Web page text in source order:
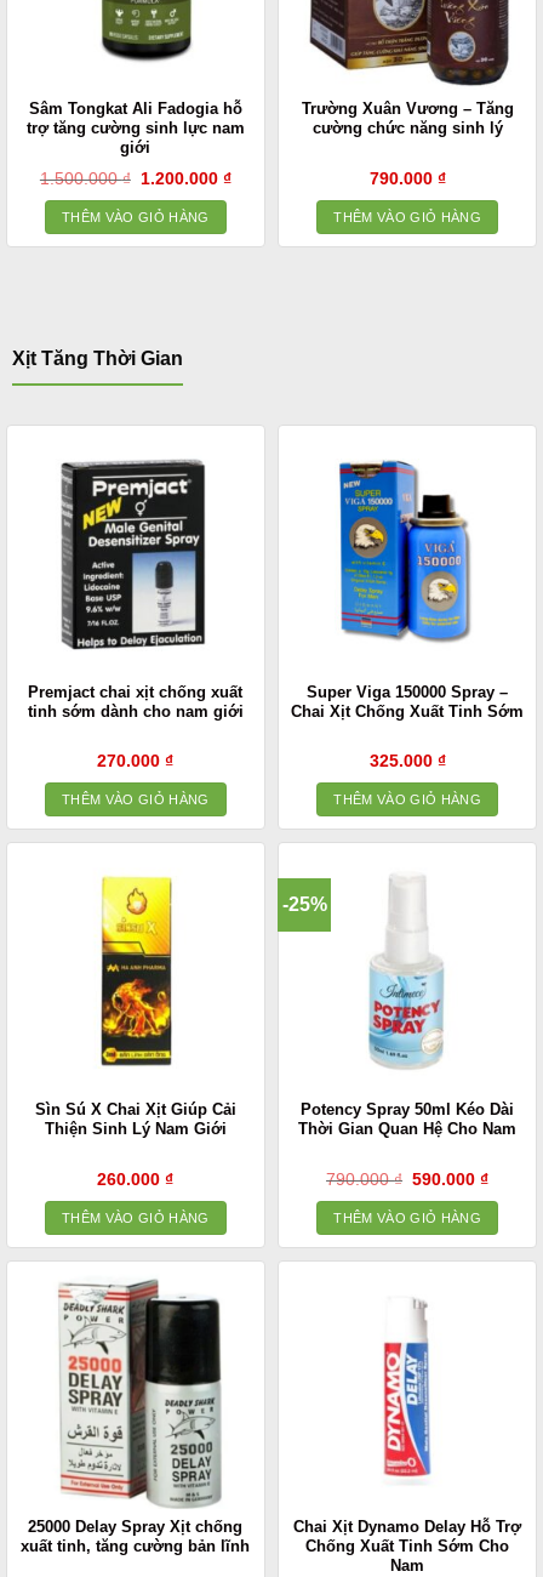
Sâm Tongkat Ali Fadogia hỗ
trợ tăng cường sinh lực nam
giới
1.500.000₫
Giá
là:
1.500.000 ₫.
1.200.000 ₫Giá
1.200.000 ₫.
THÊM VÀO GIỎ HÀNG
Trường Xuân Vương – Tăng
cường chức năng sinh lý
790.000 ₫
THÊM VÀO GIỎ HÀNG
Xịt Tăng Thời Gian
Premjact chai xịt chống xuất
tinh sớm dành cho nam giới
270.000₫
THÊM VÀO GIỎ HÀNG
Super Viga 150000 Spray –
Chai Xịt Chống Xuất Tinh Sớm
325.000 ₫
THÊM VÀO GIỎ HÀNG
Sìn Sú X Chai Xịt Giúp Cải
Thiện Sinh Lý Nam Giới
260.000₫
THÊM VÀO GIỎ HÀNG
-25%
Potency Spray 50ml Kéo Dài
Thời Gian Quan Hệ Cho Nam
790.000₫ Giá
là:
790.000 ₫.
590.000₫Giá
tại
THÊM VÀO GIỎ HÀNG
25000 Delay Spray Xịt chống
xuất tinh, tăng cường bản lĩnh
Chai Xịt Dynamo Delay Hỗ Trợ
Chống Xuất Tinh Sớm Cho
Nam